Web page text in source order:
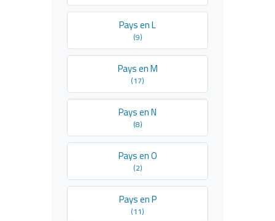
Pays en L
(9)
Pays en M
(17)
Pays en N
(8)
Pays en O
(2)
Pays en P
(11)